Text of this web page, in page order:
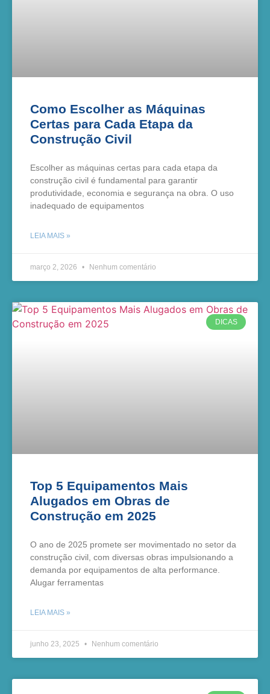
Como Escolher as Máquinas
Certas para Cada Etapa da
Construção Civil
Escolher as máquinas certas para cada etapa da
construção civil é fundamental para garantir
produtividade, economia e segurança na obra. O uso
inadequado de equipamentos
LEIA MAIS »
março 2, 2026 Nenhum comentário
DICAS
Top 5 Equipamentos Mais
Alugados em Obras de
Construção em 2025
O ano de 2025 promete ser movimentado no setor da
construção civil, com diversas obras impulsionando a
demanda por equipamentos de alta performance.
Alugar ferramentas
LEIA MAIS »
junho 23, 2025 Nenhum comentário